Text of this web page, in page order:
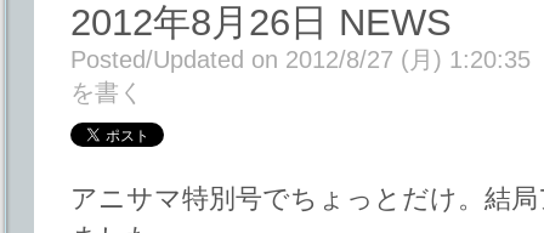
2012年8月26日 NEWS
Posted/Updated on 2012/8/27 (月) 1:20:35
を書く
アニサマ特別号でちょっとだけ。結